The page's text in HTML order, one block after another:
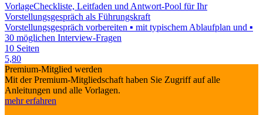
VorlageCheckliste, Leitfaden und Antwort-Pool für Ihr
Vorstellungsgespräch als Führungskraft
Vorstellungsgespräch vorbereiten ▪ mit typischem Ablaufplan und ▪
30 möglichen Interview-Fragen
10 Seiten
5,80
Premium-Mitglied werden
Mit der Premium-Mitgliedschaft haben Sie Zugriff auf alle
Anleitungen und alle Vorlagen.
mehr erfahren